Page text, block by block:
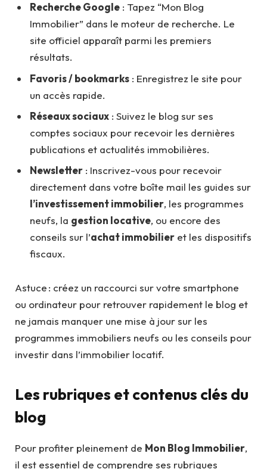
Recherche Google : Tapez “Mon Blog
Immobilier” dans le moteur de recherche. Le
site officiel apparaît parmi les premiers
résultats.
Favoris / bookmarks : Enregistrez le site pour
un accès rapide.
Réseaux sociaux : Suivez le blog sur ses
comptes sociaux pour recevoir les dernières
publications et actualités immobilières.
Newsletter : Inscrivez-vous pour recevoir
directement dans votre boîte mail les guides sur
l’investissement immobilier, les programmes
neufs, la gestion locative, ou encore des
conseils sur l’achat immobilier et les dispositifs
fiscaux.
Astuce : créez un raccourci sur votre smartphone
ou ordinateur pour retrouver rapidement le blog et
ne jamais manquer une mise à jour sur les
programmes immobiliers neufs ou les conseils pour
investir dans l’immobilier locatif.
Les rubriques et contenus clés du
blog
Pour profiter pleinement de Mon Blog Immobilier,
il est essentiel de comprendre ses rubriques